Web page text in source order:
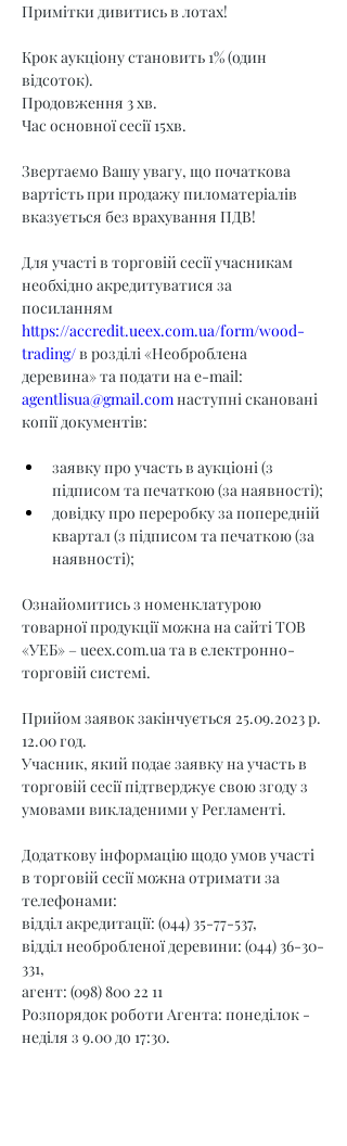
Примітки дивитись в лотах!
Крок аукціону становить 1% (один
відсоток).
Продовження 3 хв.
Час основної сесії 15хв.
Звертаємо Вашу увагу, що початкова
вартість при продажу пиломатеріалів
вказується без врахування ПДВ!
Для участі в торговій сесії учасникам
необхідно акредитуватися за
посиланням
https://accredit.ueex.com.ua/form/wood-
trading/ в розділі «Необроблена
деревина» та подати на e-mail:
agentlisua@gmail.com наступні скановані
копії документів:
заявку про участь в аукціоні (з
підписом та печаткою (за наявності);
довідку про переробку за попередній
квартал (з підписом та печаткою (за
наявності);
Ознайомитись з номенклатурою
товарної продукції можна на сайті ТОВ
«УЕБ» – ueex.com.ua та в електронно-
торговій системі.
Прийом заявок закінчується 25.09.2023 р.
12.00 год.
Учасник, який подає заявку на участь в
торговій сесії підтверджує свою згоду з
умовами викладеними у Регламенті.
Додаткову інформацію щодо умов участі
в торговій сесії можна отримати за
телефонами:
відділ акредитації: (044) 35-77-537,
відділ необробленої деревини: (044) 36-30-
331,
агент: (098) 800 22 11
Розпорядок роботи Агента: понеділок -
неділя з 9.00 до 17:30.